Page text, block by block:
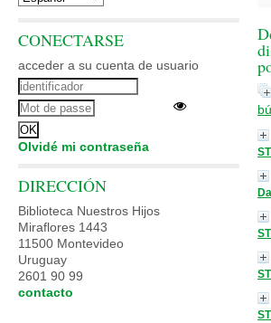
CONECTARSE
acceder a su cuenta de usuario
Olvidé mi contraseña
DIRECCIÓN
Biblioteca Nuestros Hijos
Miraflores 1443
11500 Montevideo
Uruguay
2601 90 99
contacto